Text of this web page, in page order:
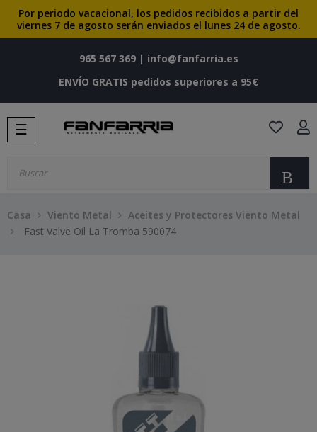
Por periodo vacacional, los pedidos recibidos a partir del
viernes 7 de agosto serán enviados el lunes 24 de agosto.
965 567 369| info@fanfarria.es
ENVÍO GRATIS pedidos superiores a 95€
Navegación
de
☰
Casa Viento Metal
Aceites y Protectores Viento Metal
Fast Valve Oil La Tromba 590074